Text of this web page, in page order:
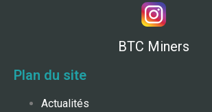
BTC Miners
Plan du site
Actualités